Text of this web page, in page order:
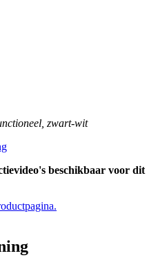
zwart-wit
beschikbaar voor dit